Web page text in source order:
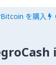
を購入 